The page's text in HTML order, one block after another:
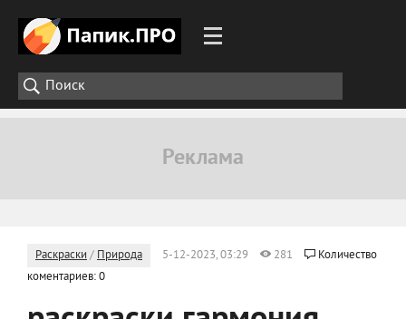
Раскраски / Природа 5-12-2023, 03:29 281
Количество
коментариев: 0